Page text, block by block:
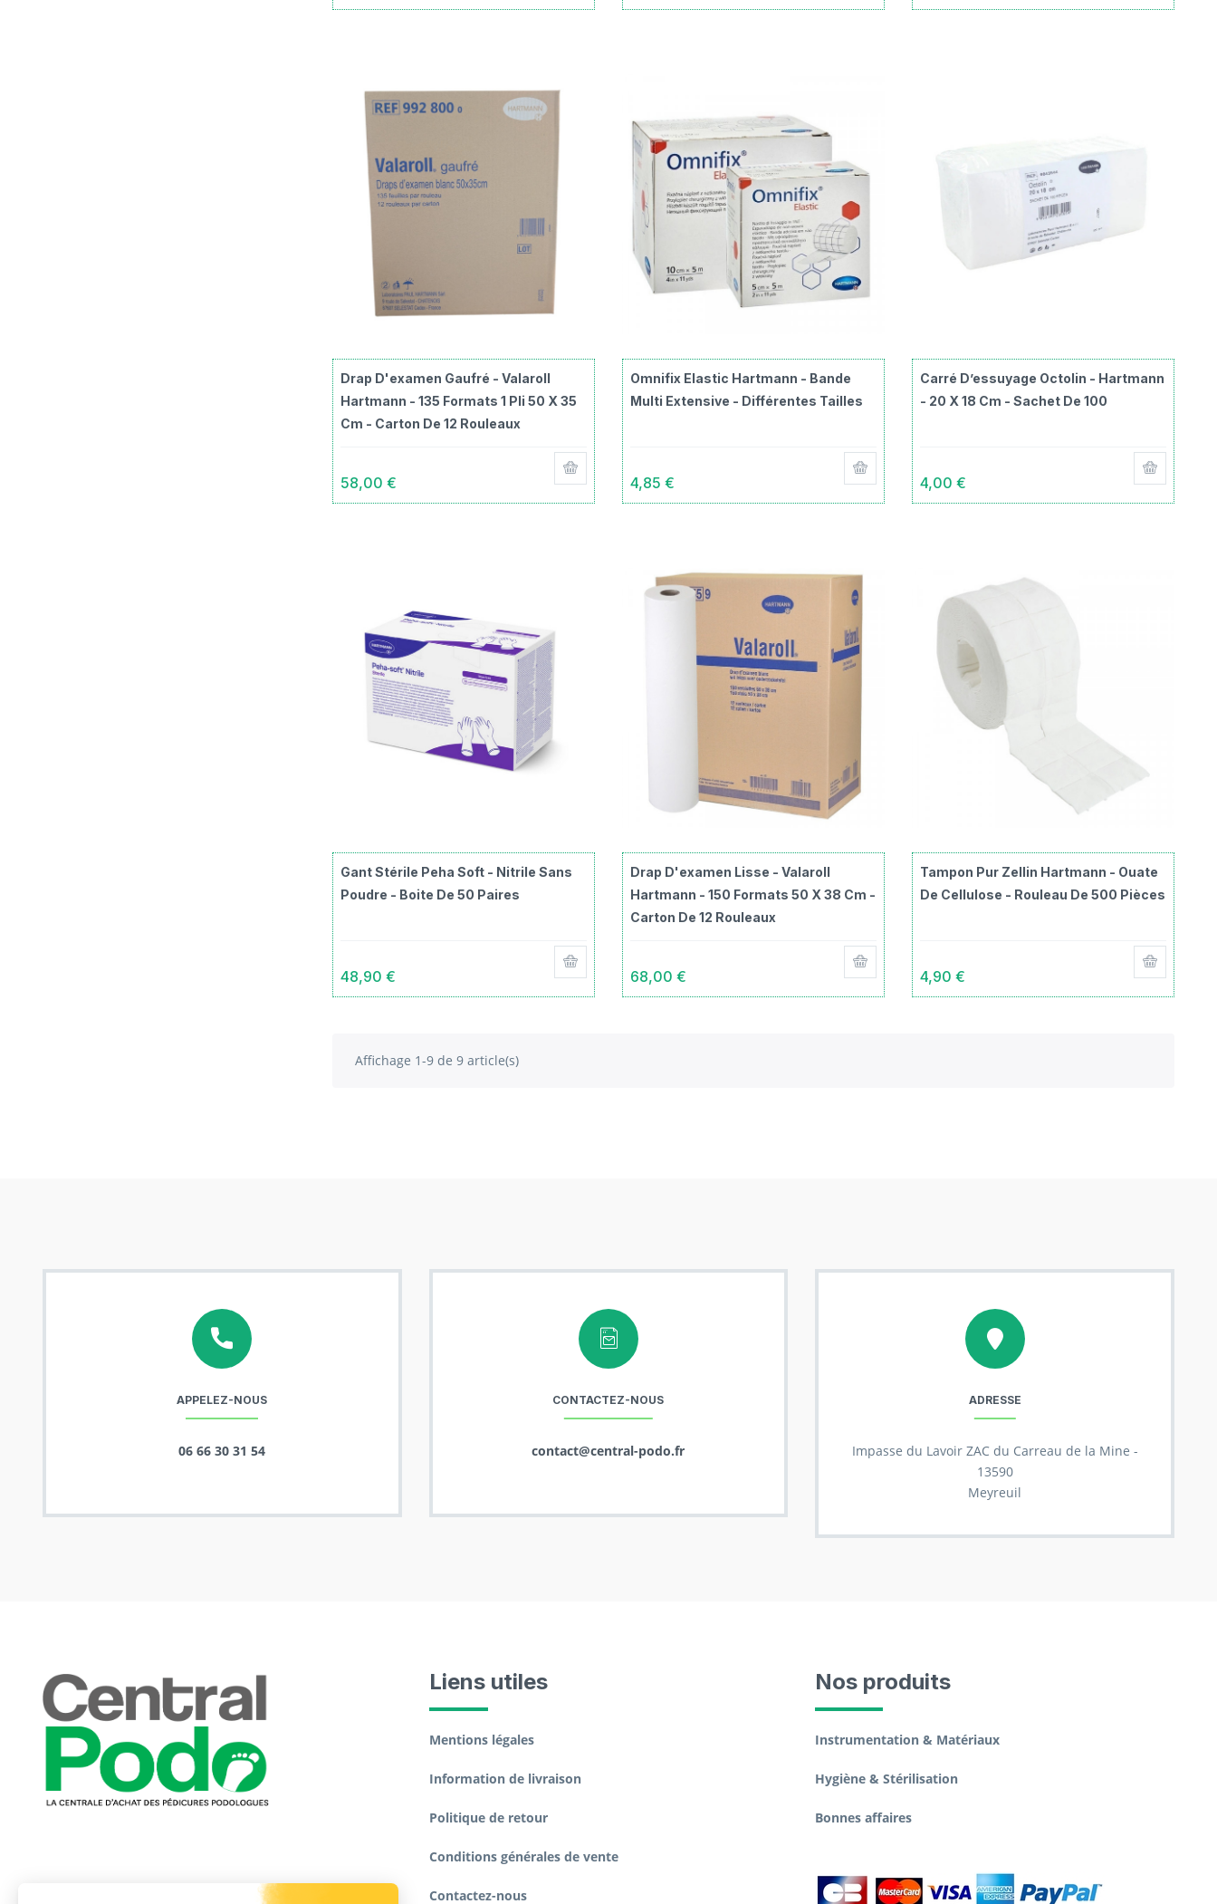
Drap D'examen Gaufré - Valaroll
Hartmann - 135 Formats 1 Pli 50 X 35
Cm - Carton De 12 Rouleaux
58,00 €
Omnifix Elastic Hartmann - Bande
Multi Extensive - Différentes Tailles
4,85 €
Carré D’essuyage Octolin - Hartmann
- 20 X 18 Cm - Sachet De 100
4,00 €
Gant Stérile Peha Soft - Nitrile Sans
Poudre - Boite De 50 Paires
48,90 €
Drap D'examen Lisse - Valaroll
Hartmann - 150 Formats 50 X 38 Cm -
Carton De 12 Rouleaux
68,00 €
Tampon Pur Zellin Hartmann - Ouate
De Cellulose - Rouleau De 500 Pièces
4,90 €
Affichage 1-9 de 9 article(s)
APPELEZ-NOUS
06 66 30 31 54
CONTACTEZ-NOUS
contact@central-podo.fr
ADRESSE
Impasse du Lavoir ZAC du Carreau de la Mine -
13590
Meyreuil
Liens utiles
Mentions légales
Information de livraison
Politique de retour
Conditions générales de vente
Contactez-nous
Nos produits
Instrumentation & Matériaux
Hygiène & Stérilisation
Bonnes affaires